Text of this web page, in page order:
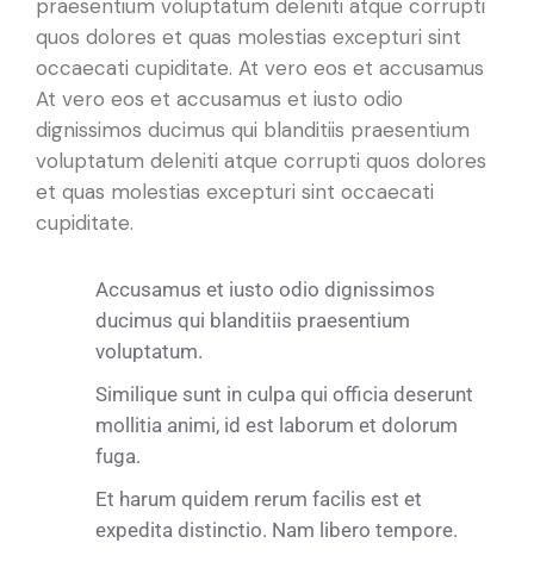
praesentium voluptatum deleniti atque corrupti
quos dolores et quas molestias excepturi sint
occaecati cupiditate. At vero eos et accusamus
At vero eos et accusamus et iusto odio
dignissimos ducimus qui blanditiis praesentium
voluptatum deleniti atque corrupti quos dolores
et quas molestias excepturi sint occaecati
cupiditate.
Accusamus et iusto odio dignissimos
ducimus qui blanditiis praesentium
voluptatum.
Similique sunt in culpa qui officia deserunt
mollitia animi, id est laborum et dolorum
fuga.
Et harum quidem rerum facilis est et
expedita distinctio. Nam libero tempore.